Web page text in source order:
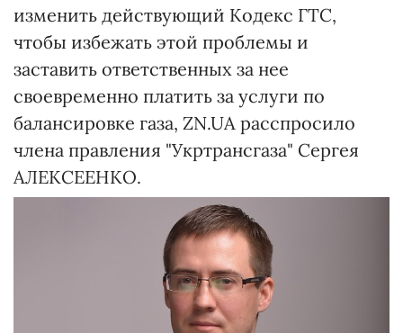
изменить действующий Кодекс ГТС,
чтобы избежать этой проблемы и
заставить ответственных за нее
своевременно платить за услуги по
балансировке газа, ZN.UA расспросило
члена правления "Укртрансгаза" Сергея
АЛЕКСЕЕНКО.